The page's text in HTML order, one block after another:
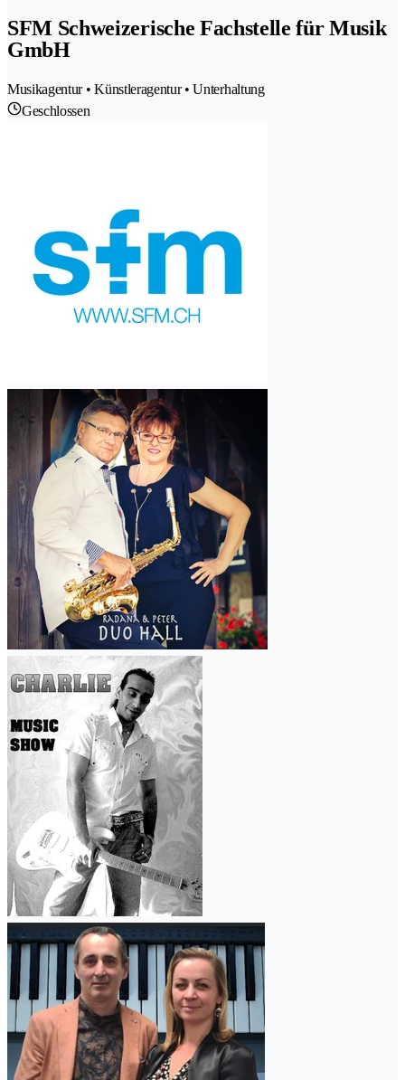
SFM Schweizerische Fachstelle für Musik
GmbH
Musikagentur • Künstleragentur • Unterhaltung
Geschlossen